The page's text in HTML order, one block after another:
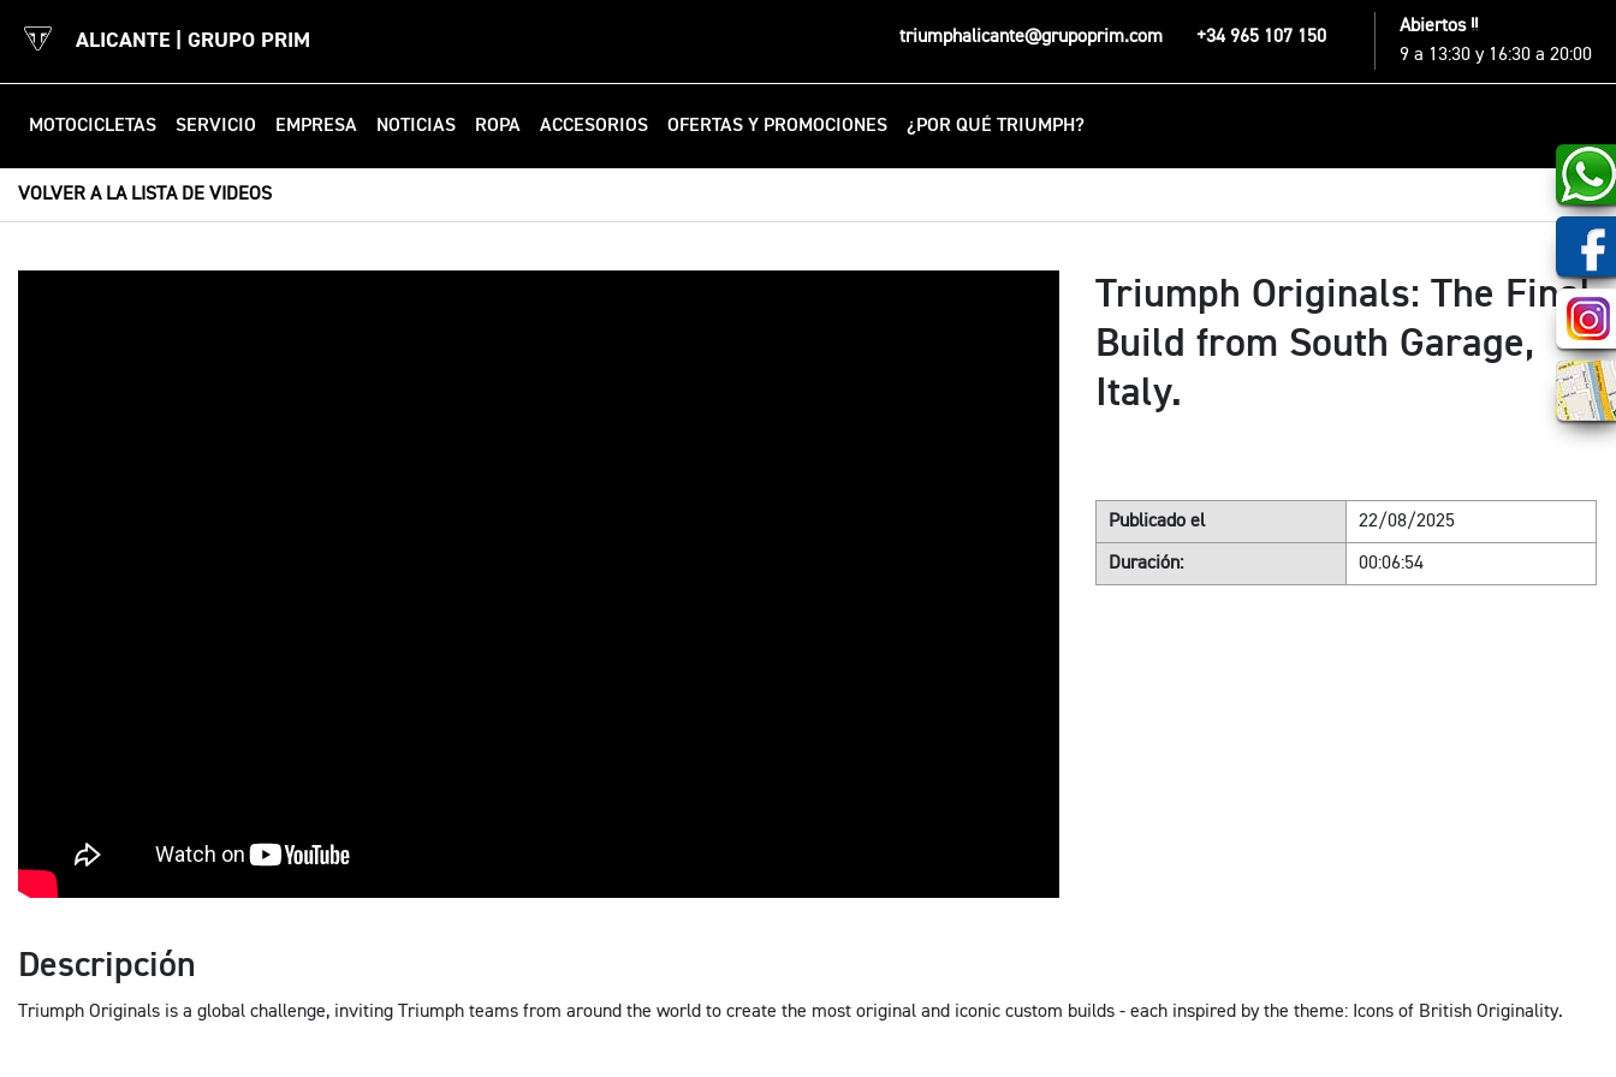
ALICANTE | GRUPO PRIM
Abiertos !!
9 a 13:30 y 16:30 a 20:00
triumphalicante@grupoprim.com +34 965 107 150
MOTOCICLETAS SERVICIO EMPRESA NOTICIAS ROPA ACCESORIOS OFERTAS Y PROMOCIONES ¿POR QUÉ TRIUMPH?
VOLVER A LA LISTA DE VIDEOS
Triumph Originals: The Final
Build from South Garage,
Italy.
Publicado el 22/08/2025
Duración: 00:06:54
Descripción
Triumph Originals is a global challenge, inviting Triumph teams from around the world to create the most original and iconic custom builds - each inspired by the theme: Icons of British Originality.